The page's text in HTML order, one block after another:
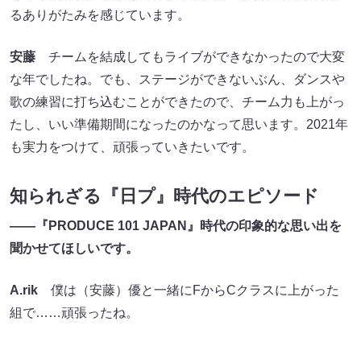
るありがたみを感じています。
安藤 チームを結成してもライブができなかったので大変
な年でしたね。でも、ステージができないぶん、ダンスや
歌の練習に打ち込むことができたので、チーム力も上がっ
たし、いい準備期間になったのかなって思います。2021年
も実力をつけて、頑張っていきたいです。
知られざる『日プ』時代のエピソード
――『PRODUCE 101 JAPAN』時代の印象的な思い出を
聞かせてほしいです。
A.rik 僕は（安藤）優と一緒にFからCクラスに上がった
組で……頑張ったね。